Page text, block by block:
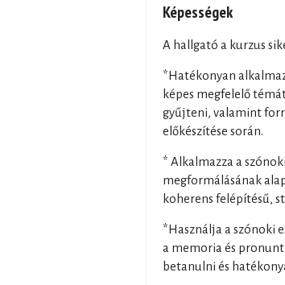
Képességek
A hallgató a kurzus
*Hatékonyan
képes megfelelő
gyűjteni, valamint
előkészítése során.
* Alkalmazza a
megformálásának
koherens felépítésű,
*Használja a szónoki
a memoria és
betanulni és